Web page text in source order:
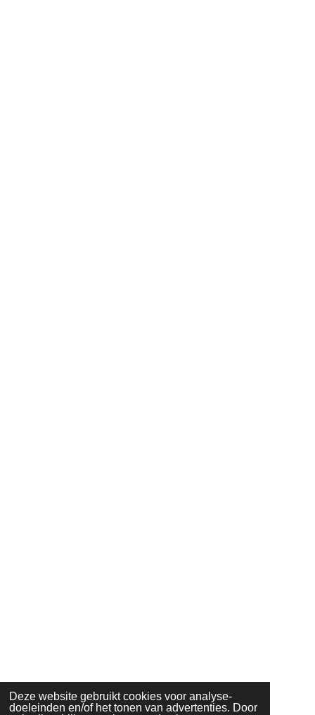
Deze website gebruikt cookies voor analyse-
doeleinden en/of het tonen van advertenties. Door